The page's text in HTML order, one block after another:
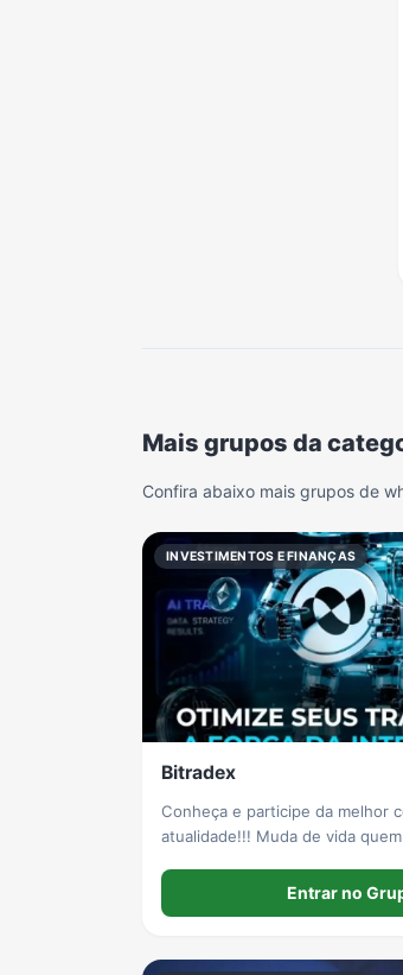
Mais grupos da
Confira abaixo mais grupos de
INVESTIMENTOS E FINANÇAS
Bitradex
Conheça e participe da melhor
atualidade!!! Muda de vida
Entrar no